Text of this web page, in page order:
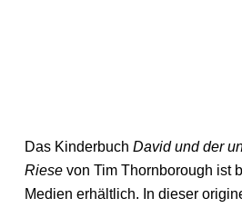
Das Kinderbuch David und der
Riesevon Tim Thornborough ist
Medien erhältlich. In dieser